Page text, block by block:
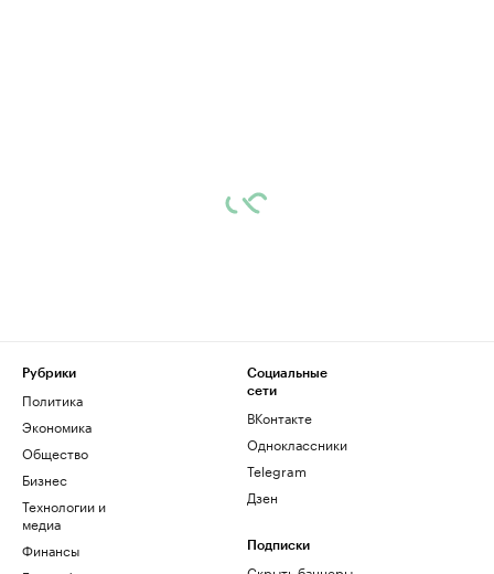
Рубрики
Политика
Экономика
Общество
Бизнес
Технологии и
медиа
Финансы
Социальные
сети
ВКонтакте
Одноклассники
Telegram
Дзен
Подписки